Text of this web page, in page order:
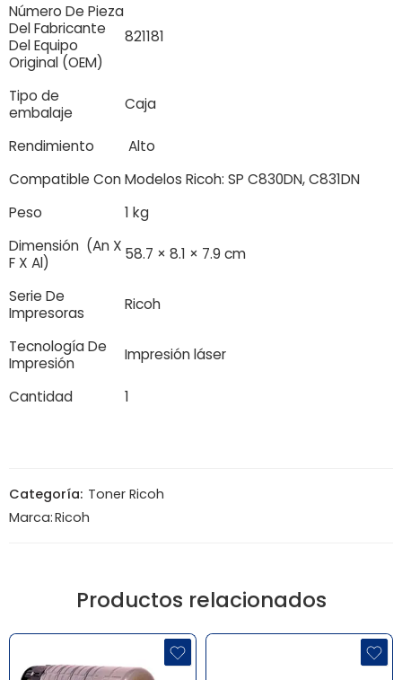
Número De Pieza
Del Fabricante
Del Equipo
Original (OEM)
821181
Tipo de
embalaje
Caja
Rendimiento
Alto
Compatible ConModelos Ricoh: SP C830DN, C831DN
Peso
1 kg
Dimensión (An X
F X Al)
58.7 × 8.1 × 7.9 cm
Serie De
Impresoras
Ricoh
Tecnología De
Impresión
Impresión láser
Cantidad 1
Categoría: Toner Ricoh
Marca:Ricoh
Productos relacionados